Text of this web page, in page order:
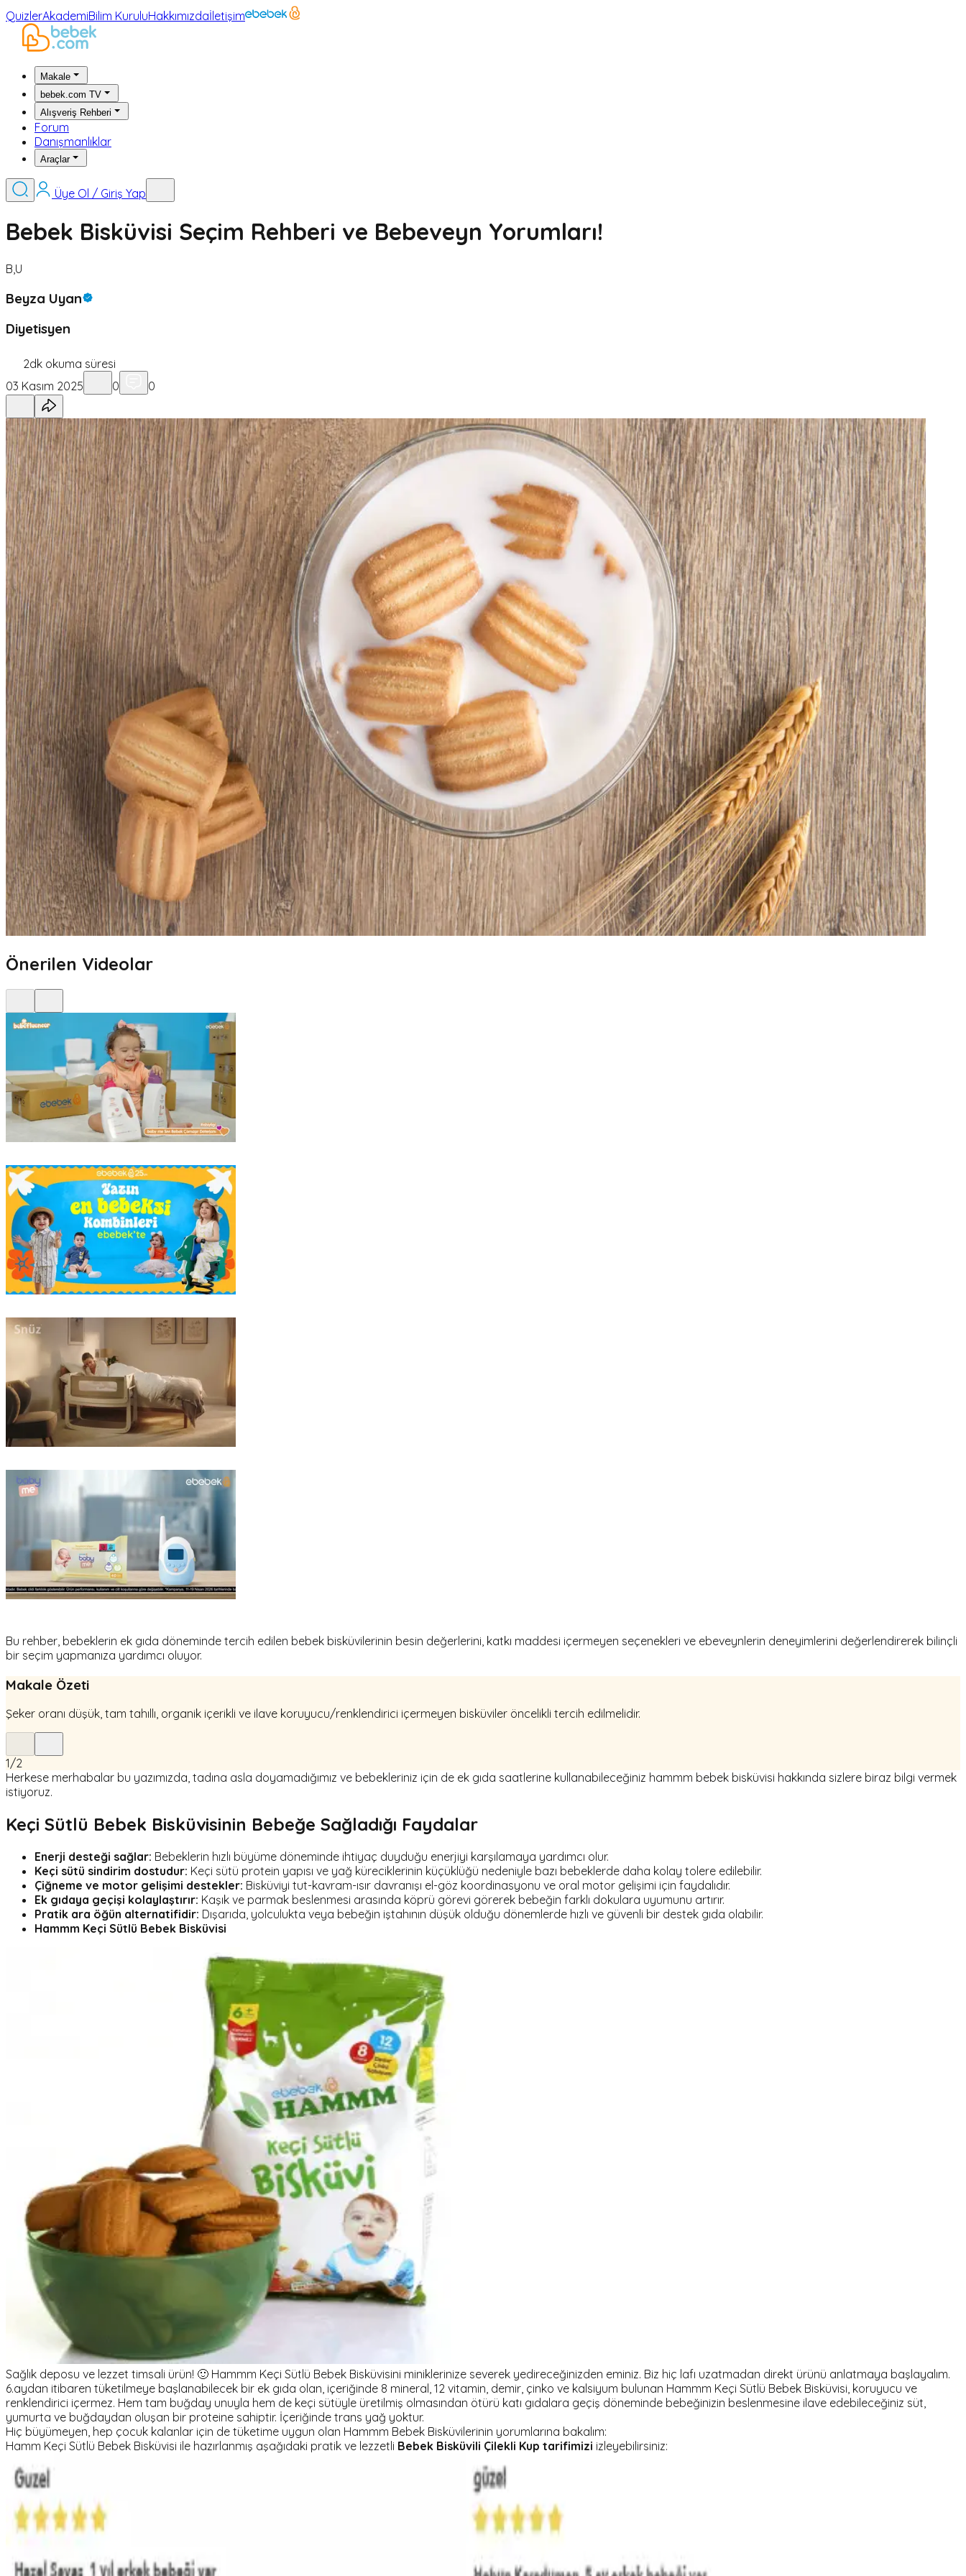
QuizlerAkademiBilim KuruluHakkımızdaİletişim
Makale
bebek.com TV
Alışveriş Rehberi
Forum
Danışmanlıklar
Araçlar
Üye Ol / Giriş Yap
Bebek Bisküvisi Seçim Rehberi ve Bebeveyn Yorumları!
B,U
Beyza Uyan
Diyetisyen
2dk okuma süresi
03 Kasım 2025
0 0
Önerilen Videolar
Bu rehber, bebeklerin ek gıda döneminde tercih edilen bebek bisküvilerinin besin değerlerini, katkı maddesi içermeyen seçenekleri ve ebeveynlerin deneyimlerini değerlendirerek bilinçli
bir seçim yapmanıza yardımcı oluyor.
Makale Özeti
Şeker oranı düşük, tam tahıllı, organik içerikli ve ilave koruyucu/renklendirici içermeyen bisküviler öncelikli tercih edilmelidir.
1/2
Herkese merhabalar bu yazımızda, tadına asla doyamadığımız ve bebekleriniz için de ek gıda saatlerine kullanabileceğiniz hammm bebek bisküvisi hakkında sizlere biraz bilgi vermek
istiyoruz.
Keçi Sütlü Bebek Bisküvisinin Bebeğe Sağladığı Faydalar
Enerji desteği sağlar: Bebeklerin hızlı büyüme döneminde ihtiyaç duyduğu enerjiyi karşılamaya yardımcı olur.
Keçi sütü sindirim dostudur: Keçi sütü protein yapısı ve yağ küreciklerinin küçüklüğü nedeniyle bazı bebeklerde daha kolay tolere edilebilir.
Çiğneme ve motor gelişimi destekler: Bisküviyi tut-kavram-ısır davranışı el-göz koordinasyonu ve oral motor gelişimi için faydalıdır.
Ek gıdaya geçişi kolaylaştırır: Kaşık ve parmak beslenmesi arasında köprü görevi görerek bebeğin farklı dokulara uyumunu artırır.
Pratik ara öğün alternatifidir: Dışarıda, yolculukta veya bebeğin iştahının düşük olduğu dönemlerde hızlı ve güvenli bir destek gıda olabilir.
Hammm Keçi Sütlü Bebek Bisküvisi
Sağlık deposu ve lezzet timsali ürün! 🙂 Hammm Keçi Sütlü Bebek Bisküvisini miniklerinize severek yedireceğinizden eminiz. Biz hiç lafı uzatmadan direkt ürünü anlatmaya başlayalım.
6.aydan itibaren tüketilmeye başlanabilecek bir ek gıda olan, içeriğinde 8 mineral, 12 vitamin, demir, çinko ve kalsiyum bulunan Hammm Keçi Sütlü Bebek Bisküvisi, koruyucu ve
renklendirici içermez. Hem tam buğday unuyla hem de keçi sütüyle üretilmiş olmasından ötürü katı gıdalara geçiş döneminde bebeğinizin beslenmesine ilave edebileceğiniz süt,
yumurta ve buğdaydan oluşan bir proteine sahiptir. İçeriğinde trans yağ yoktur.
Hiç büyümeyen, hep çocuk kalanlar için de tüketime uygun olan Hammm Bebek Bisküvilerinin yorumlarına bakalım:
Hamm Keçi Sütlü Bebek Bisküvisi ile hazırlanmış aşağıdaki pratik ve lezzetli Bebek Bisküvili Çilekli Kup tarifimizi izleyebilirsiniz: